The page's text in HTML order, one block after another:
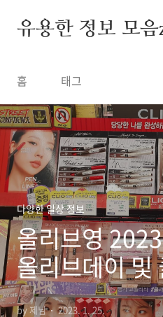
유용한 정보 모
홈 태그
다양한 일상 정보
올리브영
올리브데이 및
인 정보
by 제님 2023. 1. 25.